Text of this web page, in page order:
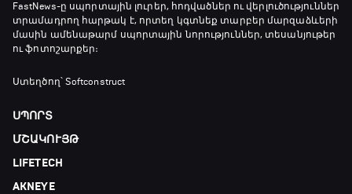
FastNews-ը սպորտային լուրեր, հոդվածներ ու վերլուծություններ
տրամադրող հարթակ է, որտեղ կգտնեք տարբեր մարզաձևերի
մասին ամենաթարմ սպորտային նորություններ, տեսանյութեր
ու ֆոտոշարքեր։
Ստեղծող՝ Softconstruct
ՍՊՈՐՏ
ՄՇԱԿՈՒՅԹ
LIFETECH
AKNEYE